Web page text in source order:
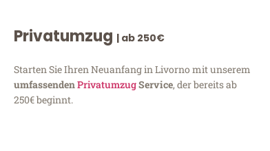
Privatumzug | ab 250€
Starten Sie Ihren Neuanfang in Livorno mit unserem
umfassendenPrivatumzugService, der bereits ab
250€ beginnt.